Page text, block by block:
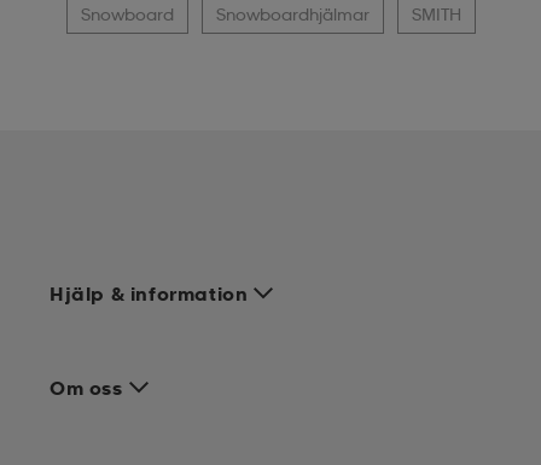
Snowboard Snowboardhjälmar SMITH
Hjälp & information
Om oss